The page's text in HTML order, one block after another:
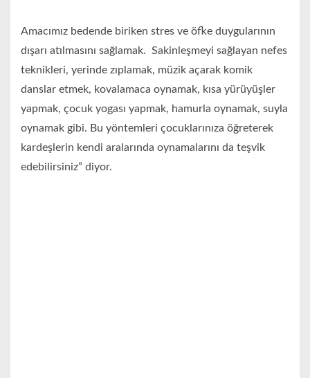
Amacımız bedende biriken stres ve öfke duygularının
dışarı atılmasını sağlamak. Sakinleşmeyi sağlayan nefes
teknikleri, yerinde zıplamak, müzik açarak komik
danslar etmek, kovalamaca oynamak, kısa yürüyüşler
yapmak, çocuk yogası yapmak, hamurla oynamak, suyla
oynamak gibi. Bu yöntemleri çocuklarınıza öğreterek
kardeşlerin kendi aralarında oynamalarını da teşvik
edebilirsiniz” diyor.